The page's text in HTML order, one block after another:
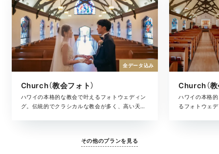
Church（教会フォト）
ハワイの本格的な教会で叶えるフォトウェディン
グ。伝統的でクラシカルな教会が多く、高い天井
必要なすべてがセットになった安心の撮影プラン
全データ込み
Church（教
ハワイの本格
るフォトウェ
その他のプランを見る